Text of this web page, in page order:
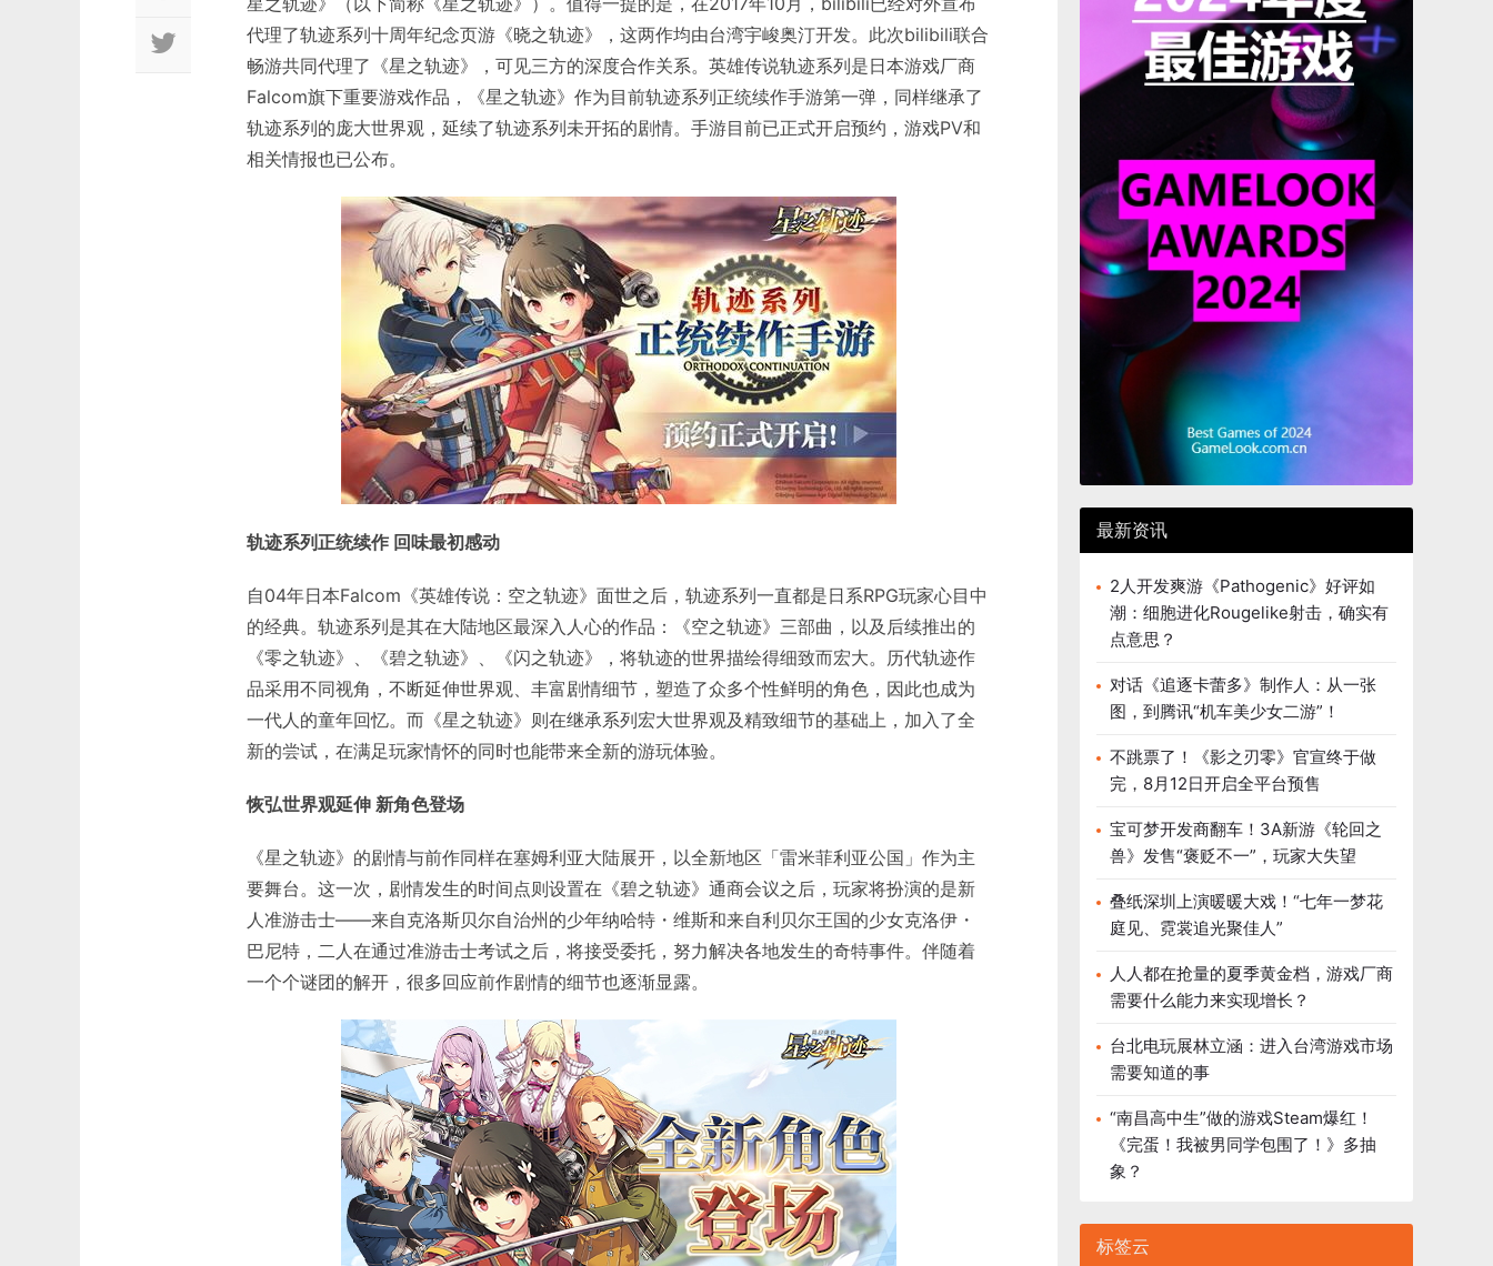
代理了轨迹系列十周年纪念页游《晓之轨迹》，这两作均由台湾宇峻奥汀开发。此次bilibili联合
畅游共同代理了《星之轨迹》，可见三方的深度合作关系。英雄传说轨迹系列是日本游戏厂商
Falcom旗下重要游戏作品，《星之轨迹》作为目前轨迹系列正统续作手游第一弹，同样继承了
轨迹系列的庞大世界观，延续了轨迹系列未开拓的剧情。手游目前已正式开启预约，游戏PV和
相关情报也已公布。
轨迹系列正统续作 回味最初感动
自04年日本Falcom《英雄传说：空之轨迹》面世之后，轨迹系列一直都是日系RPG玩家心目中
的经典。轨迹系列是其在大陆地区最深入人心的作品：《空之轨迹》三部曲，以及后续推出的
《零之轨迹》、《碧之轨迹》、《闪之轨迹》，将轨迹的世界描绘得细致而宏大。历代轨迹作
品采用不同视角，不断延伸世界观、丰富剧情细节，塑造了众多个性鲜明的角色，因此也成为
一代人的童年回忆。而《星之轨迹》则在继承系列宏大世界观及精致细节的基础上，加入了全
新的尝试，在满足玩家情怀的同时也能带来全新的游玩体验。
恢弘世界观延伸 新角色登场
《星之轨迹》的剧情与前作同样在塞姆利亚大陆展开，以全新地区「雷米菲利亚公国」作为主
要舞台。这一次，剧情发生的时间点则设置在《碧之轨迹》通商会议之后，玩家将扮演的是新
人准游击士——来自克洛斯贝尔自治州的少年纳哈特・维斯和来自利贝尔王国的少女克洛伊・
巴尼特，二人在通过准游击士考试之后，将接受委托，努力解决各地发生的奇特事件。伴随着
一个个谜团的解开，很多回应前作剧情的细节也逐渐显露。
最新资讯
2人开发爽游《Pathogenic》好评如
潮：细胞进化Rougelike射击，确实有
点意思？
对话《追逐卡蕾多》制作人：从一张
图，到腾讯“机车美少女二游”！
不跳票了！《影之刃零》官宣终于做
完，8月12日开启全平台预售
宝可梦开发商翻车！3A新游《轮回之
兽》发售“褒贬不一”，玩家大失望
叠纸深圳上演暖暖大戏！“七年一梦花
庭见、霓裳追光聚佳人”
人人都在抢量的夏季黄金档，游戏厂商
需要什么能力来实现增长？
台北电玩展林立涵：进入台湾游戏市场
需要知道的事
“南昌高中生”做的游戏Steam爆红！
《完蛋！我被男同学包围了！》多抽
象？
标签云